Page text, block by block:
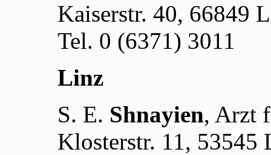
Kaiserstr. 40, 66849
Tel. 0 (6371) 3011
Linz
S. E. Shnayien, Arzt
Klosterstr. 11, 53545